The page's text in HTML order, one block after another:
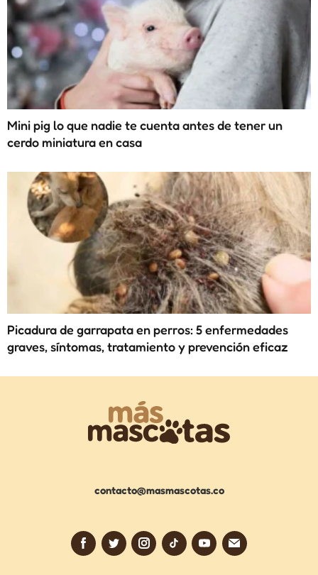
Mini pig lo que nadie te cuenta antes de tener un
cerdo miniatura en casa
Picadura de garrapata en perros: 5 enfermedades
graves, síntomas, tratamiento y prevención eficaz
contacto@masmascotas.co